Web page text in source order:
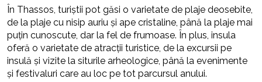
În Thassos, turiștii pot găsi o varietate de plaje deosebite,
de la plaje cu nisip auriu și ape cristaline, până la plaje mai
puțin cunoscute, dar la fel de frumoase. În plus, insula
oferă o varietate de atracții turistice, de la excursii pe
insulă și vizite la siturile arheologice, până la evenimente
și festivaluri care au loc pe tot parcursul anului.